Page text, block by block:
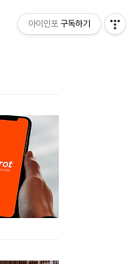
아이인포 구독하기